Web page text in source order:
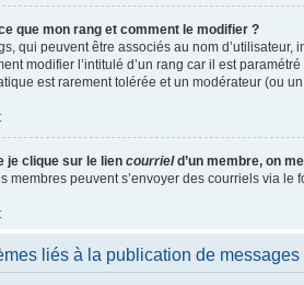
que mon rang et comment le modifier ?
qui peuvent être associés au nom
modifier l’intitulé d’un rang car il est
est rarement tolérée et un modérateur (ou
je clique sur le lien courrield’un membre, on
membres peuvent s’envoyer des courriels via
liés à la publication de messages